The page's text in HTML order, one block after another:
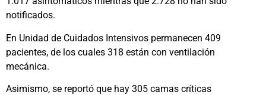
notificados.
En Unidad de Cuidados Intensivos permanecen 409
pacientes, de los cuales 318 están con ventilación
mecánica.
Asimismo, se reportó que hay 305 camas críticas